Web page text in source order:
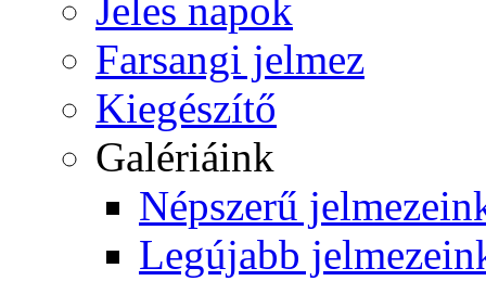
Jeles napok
Farsangi jelmez
Kiegészítő
Galériáink
Népszerű
Legújabb